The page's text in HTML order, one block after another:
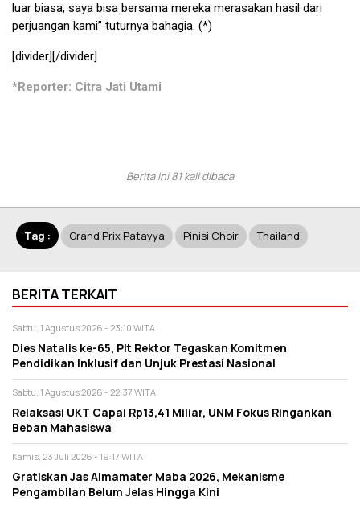
luar biasa, saya bisa bersama mereka merasakan hasil dari
perjuangan kami” tuturnya bahagia. (*)
[divider][/divider]
*Reporter: Citra Jati Utami
Berita ini 81 kali dibaca
Tag : Grand Prix Patayya Pinisi Choir Thailand
BERITA TERKAIT
Sabtu, 1 Agustus 2026 - 23:10 WITA
Dies Natalis ke-65, Plt Rektor Tegaskan Komitmen
Pendidikan Inklusif dan Unjuk Prestasi Nasional
Sabtu, 1 Agustus 2026 - 22:37 WITA
Relaksasi UKT Capai Rp13,41 Miliar, UNM Fokus Ringankan
Beban Mahasiswa
Kamis, 23 Juli 2026 - 19:17 WITA
Gratiskan Jas Almamater Maba 2026, Mekanisme
Pengambilan Belum Jelas Hingga Kini